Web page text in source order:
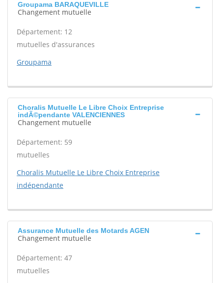
Groupama BARAQUEVILLE
Changement mutuelle
Département: 12
mutuelles d'assurances
Groupama
Choralis Mutuelle Le Libre Choix Entreprise
indÃ©pendante VALENCIENNES
Changement mutuelle
Département: 59
mutuelles
Choralis Mutuelle Le Libre Choix Entreprise
indépendante
Assurance Mutuelle des Motards AGEN
Changement mutuelle
Département: 47
mutuelles